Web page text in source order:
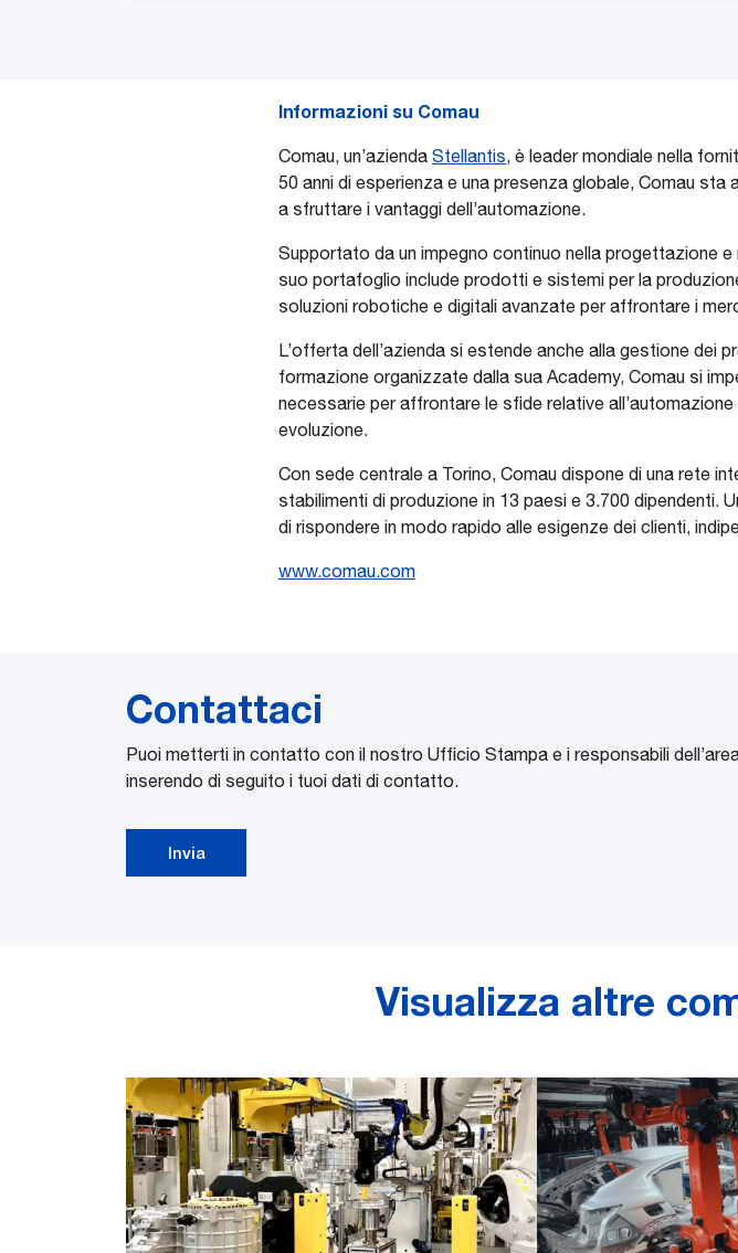
Informazioni su Comau
Comau, un’azienda Stellantis, è leader mondiale nella
50 anni di esperienza e una presenza globale, Comau
a sfruttare i vantaggi dell’automazione.
Supportato da un impegno continuo nella progettazione
suo portafoglio include prodotti e sistemi per la
soluzioni robotiche e digitali avanzate per affrontare i
L’offerta dell’azienda si estende anche alla gestione dei
formazione organizzate dalla sua Academy, Comau si
necessarie per affrontare le sfide relative
evoluzione.
Con sede centrale a Torino, Comau dispone di una rete
stabilimenti di produzione in 13 paesi e 3.700 dipendenti.
di rispondere in modo rapido alle esigenze dei clienti,
www.comau.com
Contattaci
Puoi metterti in contatto con il nostro Ufficio Stampa e i responsabili
inserendo di seguito i tuoi dati di contatto.
Invia
Visualizza altre